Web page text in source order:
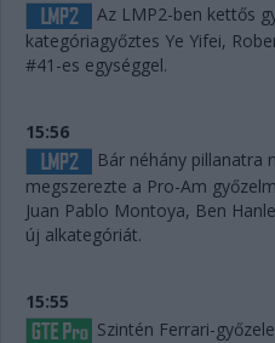
Az LMP2-ben kettős
kategóriagyőztes Ye Yifei,
#41-es egységgel.
15:56
Bár néhány pillanatra
megszerezte a Pro-Am
Juan Pablo Montoya, Ben
új alkategóriát.
15:55
Szintén Ferrari-